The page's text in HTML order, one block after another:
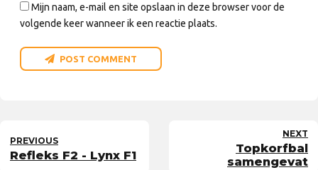
Mijn naam, e-mail en site opslaan in deze browser voor de
volgende keer wanneer ik een reactie plaats.
POST COMMENT
PREVIOUS
Refleks F2 - Lynx F1
NEXT
Topkorfbal
samengevat